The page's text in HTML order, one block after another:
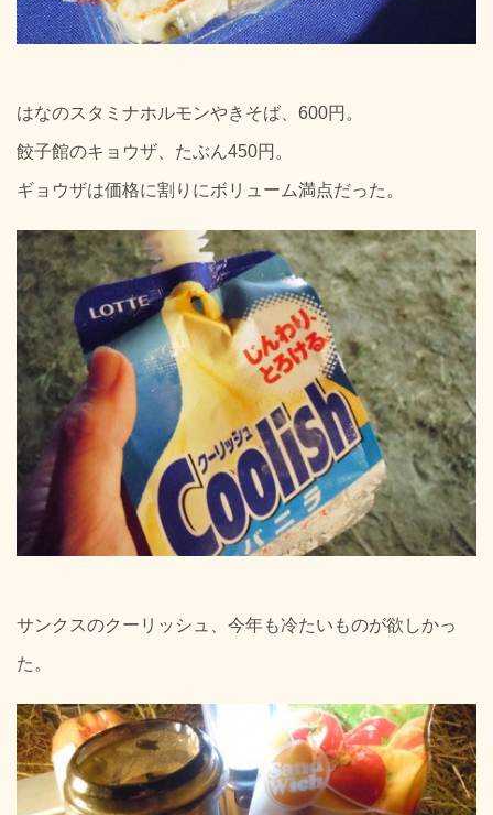
はなのスタミナホルモンやきそば、600円。
餃子館のキョウザ、たぶん450円。
ギョウザは価格に割りにボリューム満点だった。
サンクスのクーリッシュ、今年も冷たいものが欲しかっ
た。